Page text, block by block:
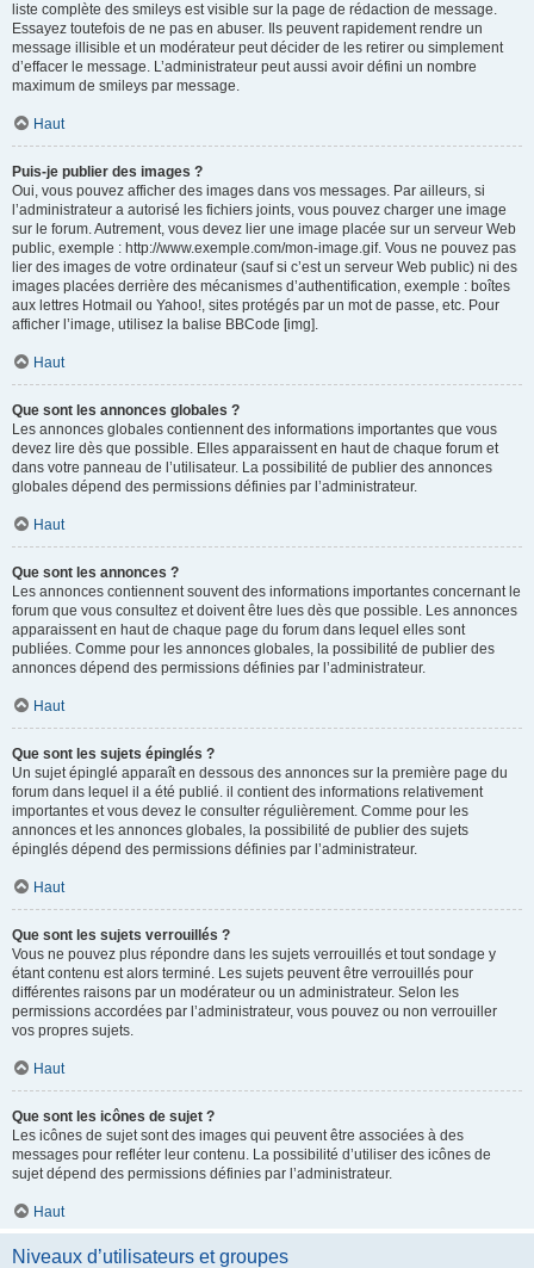
liste complète des smileys est visible sur la page de rédaction de message.
Essayez toutefois de ne pas en abuser. Ils peuvent rapidement rendre un
message illisible et un modérateur peut décider de les retirer ou simplement
d’effacer le message. L’administrateur peut aussi avoir défini un nombre
maximum de smileys par message.
Haut
Puis-je publier des images ?
Oui, vous pouvez afficher des images dans vos messages. Par ailleurs, si
l’administrateur a autorisé les fichiers joints, vous pouvez charger une image
sur le forum. Autrement, vous devez lier une image placée sur un serveur Web
public, exemple : http://www.exemple.com/mon-image.gif. Vous ne pouvez pas
lier des images de votre ordinateur (sauf si c’est un serveur Web public) ni des
images placées derrière des mécanismes d’authentification, exemple : boîtes
aux lettres Hotmail ou Yahoo!, sites protégés par un mot de passe, etc. Pour
afficher l’image, utilisez la balise BBCode [img].
Haut
Que sont les annonces globales ?
Les annonces globales contiennent des informations importantes que vous
devez lire dès que possible. Elles apparaissent en haut de chaque forum et
dans votre panneau de l’utilisateur. La possibilité de publier des annonces
globales dépend des permissions définies par l’administrateur.
Haut
Que sont les annonces ?
Les annonces contiennent souvent des informations importantes concernant le
forum que vous consultez et doivent être lues dès que possible. Les annonces
apparaissent en haut de chaque page du forum dans lequel elles sont
publiées. Comme pour les annonces globales, la possibilité de publier des
annonces dépend des permissions définies par l’administrateur.
Haut
Que sont les sujets épinglés ?
Un sujet épinglé apparaît en dessous des annonces sur la première page du
forum dans lequel il a été publié. il contient des informations relativement
importantes et vous devez le consulter régulièrement. Comme pour les
annonces et les annonces globales, la possibilité de publier des sujets
épinglés dépend des permissions définies par l’administrateur.
Haut
Que sont les sujets verrouillés ?
Vous ne pouvez plus répondre dans les sujets verrouillés et tout sondage y
étant contenu est alors terminé. Les sujets peuvent être verrouillés pour
différentes raisons par un modérateur ou un administrateur. Selon les
permissions accordées par l’administrateur, vous pouvez ou non verrouiller
vos propres sujets.
Haut
Que sont les icônes de sujet ?
Les icônes de sujet sont des images qui peuvent être associées à des
messages pour refléter leur contenu. La possibilité d’utiliser des icônes de
sujet dépend des permissions définies par l’administrateur.
Haut
Niveaux d’utilisateurs et groupes